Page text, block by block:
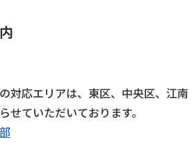
対応エリアは、東区、中央区、江南
せていただいております。